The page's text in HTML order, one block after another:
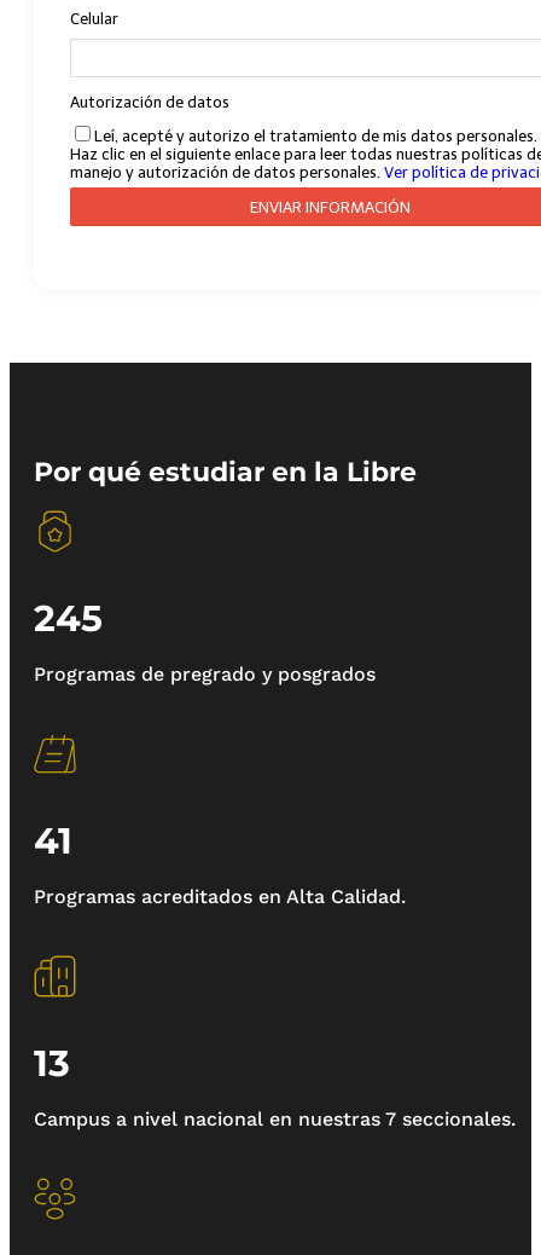
Por qué estudiar en la Libre
245
Programas de pregrado y posgrados
41
Programas acreditados en Alta Calidad.
13
Campus a nivel nacional en nuestras 7 seccionales.